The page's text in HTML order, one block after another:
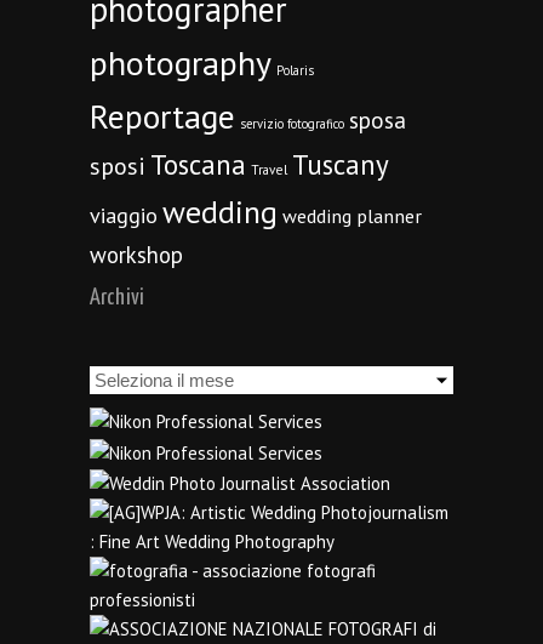
photographer
photography Polaris
Reportage servizio fotografico sposa
sposi Toscana Travel Tuscany
viaggio wedding wedding planner
workshop
Archivi
Archivi